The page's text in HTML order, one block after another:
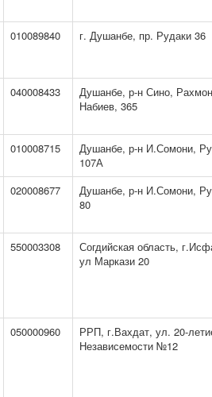
010089840 г. Душанбе, пр. Рудаки 36
040008433
Душанбе, р-н Сино, Рахмон
Набиев, 365
010008715
Душанбе, р-н И.Сомони,
107А
020008677
Душанбе, р-н И.Сомони,
80
550003308
Согдийская область,
ул Маркази 20
050000960
РРП, г.Вахдат, ул. 20-
Независемости №12